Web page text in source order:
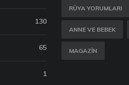
130
65
1
RÜYA YORUMLARI
ANNE VE BEBEK
MAGAZIN